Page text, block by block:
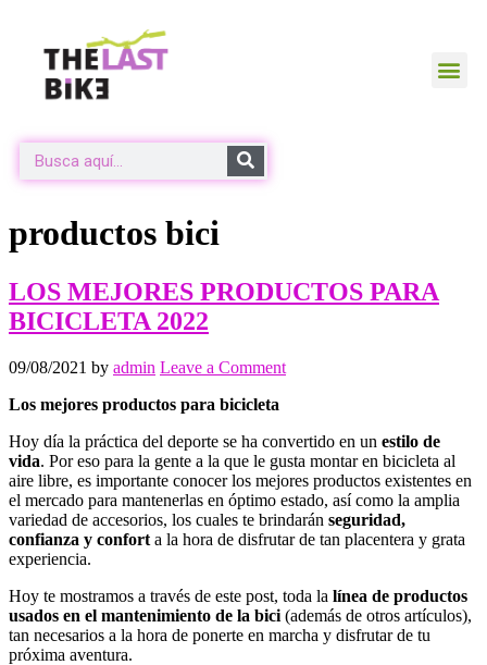
productos bici
LOS MEJORES PRODUCTOS PARA
BICICLETA 2022
09/08/2021 by admin Leave a Comment
Los mejores productos para bicicleta
Hoy día la práctica del deporte se ha convertido en un estilo de
vida. Por eso para la gente a la que le gusta montar en bicicleta al
aire libre, es importante conocer los mejores productos existentes en
el mercado para mantenerlas en óptimo estado, así como la amplia
variedad de accesorios, los cuales te brindarán seguridad,
confianza y confort a la hora de disfrutar de tan placentera y grata
experiencia.
Hoy te mostramos a través de este post, toda la línea de productos
usados en el mantenimiento de la bici (además de otros artículos),
tan necesarios a la hora de ponerte en marcha y disfrutar de tu
próxima aventura.